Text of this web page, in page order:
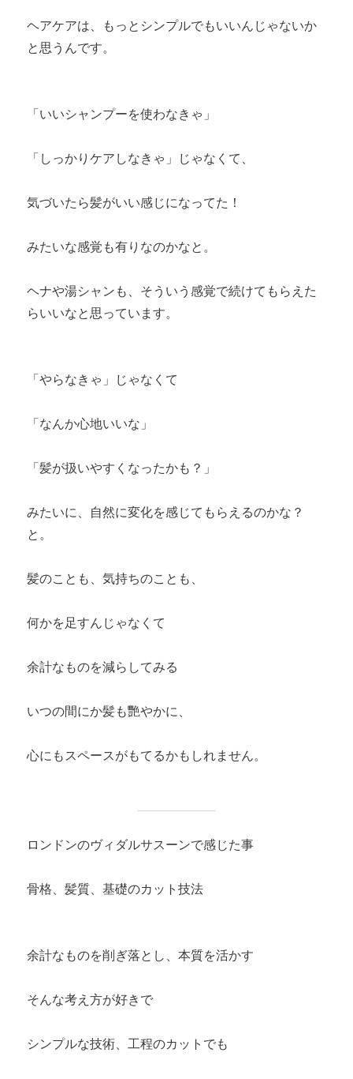
ヘアケアは、もっとシンプルでもいいんじゃないか
と思うんです。
「いいシャンプーを使わなきゃ」
「しっかりケアしなきゃ」じゃなくて、
気づいたら髪がいい感じになってた！
みたいな感覚も有りなのかなと。
ヘナや湯シャンも、そういう感覚で続けてもらえた
らいいなと思っています。
「やらなきゃ」じゃなくて
「なんか心地いいな」
「髪が扱いやすくなったかも？」
みたいに、自然に変化を感じてもらえるのかな？
と。
髪のことも、気持ちのことも、
何かを足すんじゃなくて
余計なものを減らしてみる
いつの間にか髪も艷やかに、
心にもスペースがもてるかもしれません。
ロンドンのヴィダルサスーンで感じた事
骨格、髪質、基礎のカット技法
余計なものを削ぎ落とし、本質を活かす
そんな考え方が好きで
シンプルな技術、工程のカットでも